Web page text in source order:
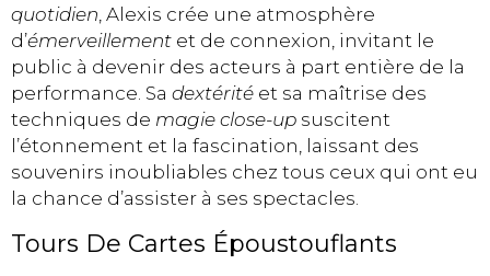
quotidien, Alexis crée une atmosphère
d’émerveillement et de connexion, invitant le
public à devenir des acteurs à part entière de la
performance. Sa dextérité et sa maîtrise des
techniques de magie close-up suscitent
l’étonnement et la fascination, laissant des
souvenirs inoubliables chez tous ceux qui ont eu
la chance d’assister à ses spectacles.
Tours De Cartes Époustouflants